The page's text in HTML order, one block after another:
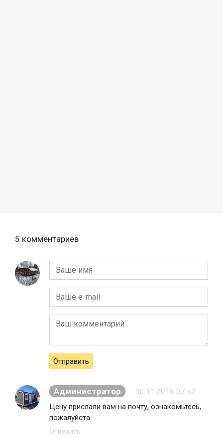
5 комментариев
Отправить
Администратор
30.11.2016 07:52
Цену прислали вам на почту, ознакомьтесь,
пожалуйста.
Ответить